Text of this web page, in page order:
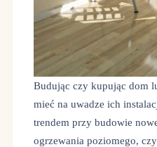
Budując czy kupując dom
mieć na uwadze ich
trendem przy budowie
ogrzewania poziomego,